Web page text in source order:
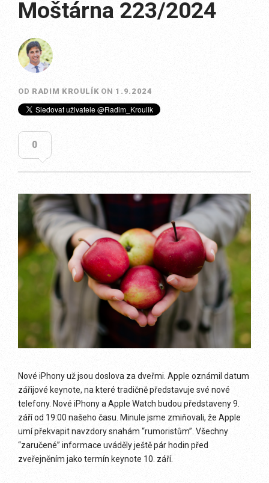
Moštárna 223/2024
OD RADIM KROULÍK ON 1.9.2024
0
Nové iPhony už jsou doslova za dveřmi. Apple oznámil datum
zářijové keynote, na které tradičně představuje své nové
telefony. Nové iPhony a Apple Watch budou představeny 9.
září od 19:00 našeho času. Minule jsme zmiňovali, že Apple
umí překvapit navzdory snahám “rumoristům”. Všechny
“zaručené” informace uváděly ještě pár hodin před
zveřejněním jako termín keynote 10. září.